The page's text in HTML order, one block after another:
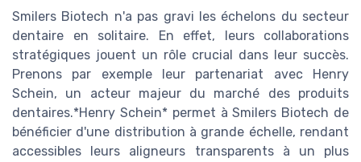
Smilers Biotech n'a pas gravi les échelons du secteur
dentaire en solitaire. En effet, leurs collaborations
stratégiques jouent un rôle crucial dans leur succès.
Prenons par exemple leur partenariat avec Henry
Schein, un acteur majeur du marché des produits
dentaires.*Henry Schein* permet à Smilers Biotech de
bénéficier d'une distribution à grande échelle, rendant
accessibles leurs aligneurs transparents à un plus